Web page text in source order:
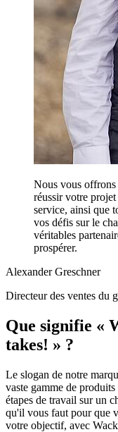
Nous vous
réussir votre
service, ainsi que
vos défis sur le
véritables
prospérer.
Alexander Greschner
Directeur des ventes du
Que signifie «
takes! » ?
Le slogan de notre
vaste gamme de
étapes de travail sur un
qu'il vous faut pour que
votre objectif, avec